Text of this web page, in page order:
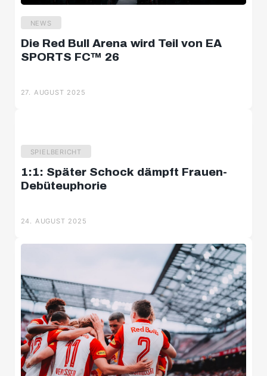
NEWS
Die Red Bull Arena wird Teil von EA
SPORTS FC™ 26
27. AUGUST 2025
SPIELBERICHT
1:1: Später Schock dämpft Frauen-
Debüteuphorie
24. AUGUST 2025